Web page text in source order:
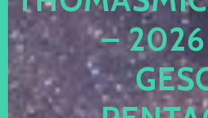
– 2026